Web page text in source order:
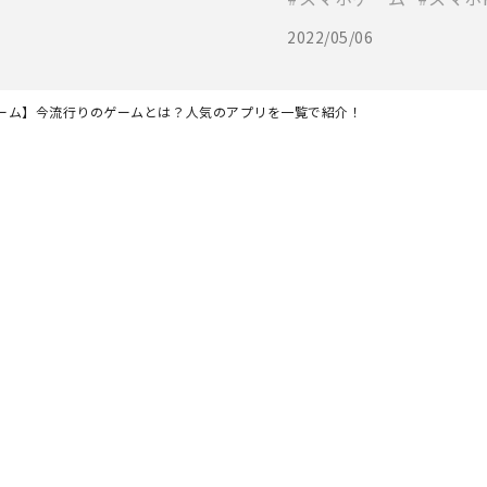
2022/05/06
ム】今流行りのゲームとは？人気のアプリを一覧で紹介！